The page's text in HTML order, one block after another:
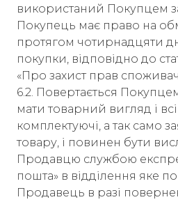
використаний Покупцем
Покупець має право на
протягом чотирнадцяти
покупки, відповідно до
«Про захист прав
6.2. Повертається
мати товарний вигляд і
комплектуючі, а так само
товару, і повинен бути
Продавцю службою
пошта» в відділення яке
Продавець в разі